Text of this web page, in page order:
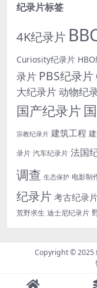
纪录片标签
4K纪录片
Curiosity纪录片
录片 PBS纪录片
大纪录片动物纪
国产纪录片
宗教纪录片 建筑工程
录片 汽车纪录片 法国
调查 生态保护 电影制
纪录片考古纪录
荒野求生 迪士尼纪录片
Copyright © 2025